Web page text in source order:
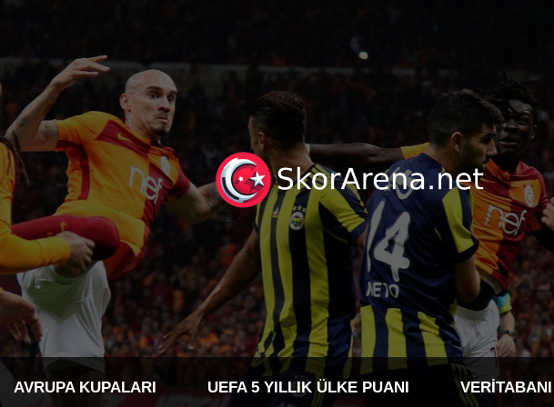
AVRUPA KUPALARI UEFA 5 YILLIK ÜLKE PUANI VERITABANI